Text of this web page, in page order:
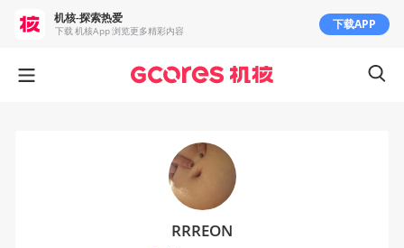
RRREON
机核-探索热爱
下载 机核App 浏览更多精彩内容 下载APP